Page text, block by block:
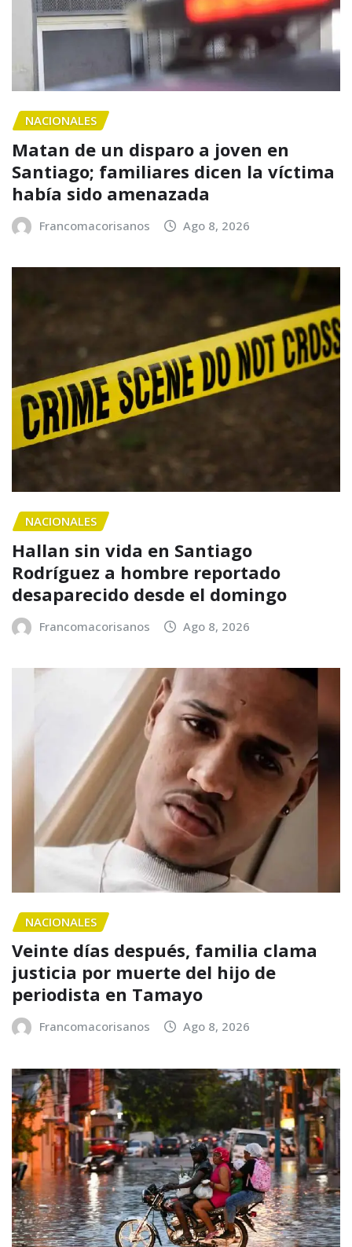
NACIONALES
Matan de un disparo a joven en
Santiago; familiares dicen la víctima
había sido amenazada
Francomacorisanos Ago 8, 2026
NACIONALES
Hallan sin vida en Santiago
Rodríguez a hombre reportado
desaparecido desde el domingo
Francomacorisanos Ago 8, 2026
NACIONALES
Veinte días después, familia clama
justicia por muerte del hijo de
periodista en Tamayo
Francomacorisanos Ago 8, 2026